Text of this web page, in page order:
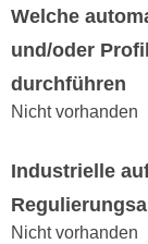
Welche
und/oder
durchführen
Nicht vorhanden
Industrielle
Nicht vorhanden